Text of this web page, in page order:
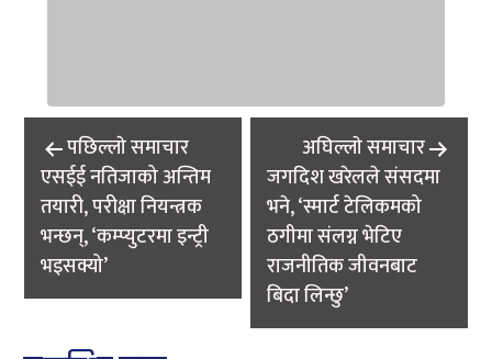
Post
navigation
पछिल्लाे समाचार
एसईई नतिजाको अन्तिम
तयारी, परीक्षा नियन्त्रक
भन्छन्, ‘कम्प्युटरमा इन्ट्री
भइसक्यो’
अघिल्लाे समाचार
जगदिश खरेलले संसदमा
भने, ‘स्मार्ट टेलिकमको
ठगीमा संलग्न भेटिए
राजनीतिक जीवनबाट
बिदा लिन्छु’